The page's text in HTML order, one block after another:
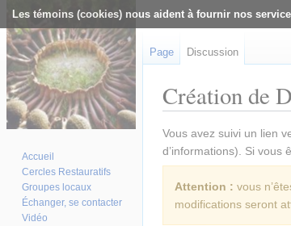
Les témoins (cookies) nous aident à fournir nos
Création de
Vous avez suivi un lien
d’informations). Si vous
Attention : vous
modifications seront
Page Discussion
Accueil
Cercles Restauratifs
Groupes locaux
Échanger, se contacter
Vidéo